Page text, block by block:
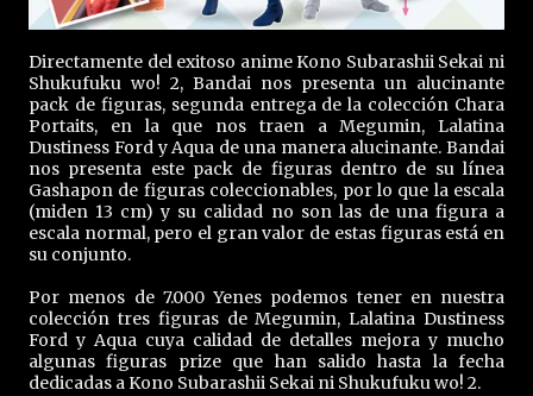
Directamente del exitoso anime Kono Subarashii Sekai ni
Shukufuku wo! 2, Bandai nos presenta un alucinante
pack de figuras, segunda entrega de la colección Chara
Portaits, en la que nos traen a Megumin, Lalatina
Dustiness Ford y Aqua de una manera alucinante. Bandai
nos presenta este pack de figuras dentro de su línea
Gashapon de figuras coleccionables, por lo que la escala
(miden 13 cm) y su calidad no son las de una figura a
escala normal, pero el gran valor de estas figuras está en
su conjunto.
Por menos de 7.000 Yenes podemos tener en nuestra
colección tres figuras de Megumin, Lalatina Dustiness
Ford y Aqua cuya calidad de detalles mejora y mucho
algunas figuras prize que han salido hasta la fecha
dedicadas a Kono Subarashii Sekai ni Shukufuku wo! 2.